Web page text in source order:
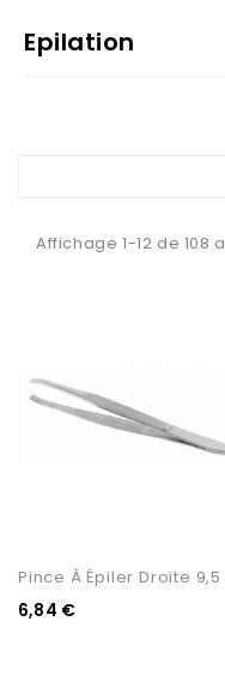
Epilation
Affichage 1-12 de 108
6,84 €